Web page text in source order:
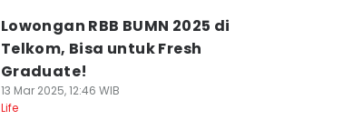
Lowongan RBB BUMN 2025 di
Telkom, Bisa untuk Fresh
Graduate!
13 Mar 2025, 12:46 WIB
Life